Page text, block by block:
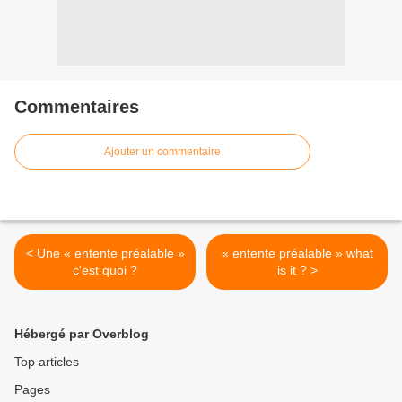
Commentaires
Ajouter un commentaire
< Une « entente préalable »
c'est quoi ?
« entente préalable » what
is it ? >
Hébergé par Overblog
Top articles
Pages